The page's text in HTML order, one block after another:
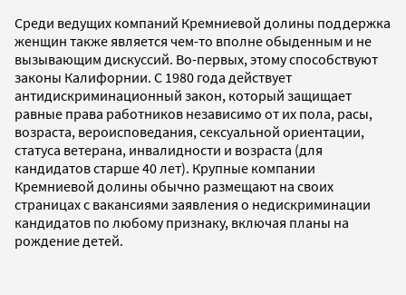
Среди ведущих компаний Кремниевой долины поддержка
женщин также является чем-то вполне обыденным и не
вызывающим дискуссий. Во-первых, этому способствуют
законы Калифорнии. С 1980 года действует
антидискриминационный закон, который защищает
равные права работников независимо от их пола, расы,
возраста, вероисповедания, сексуальной ориентации,
статуса ветерана, инвалидности и возраста (для
кандидатов старше 40 лет). Крупные компании
Кремниевой долины обычно размещают на своих
страницах с вакансиями заявления о недискриминации
кандидатов по любому признаку, включая планы на
рождение детей.